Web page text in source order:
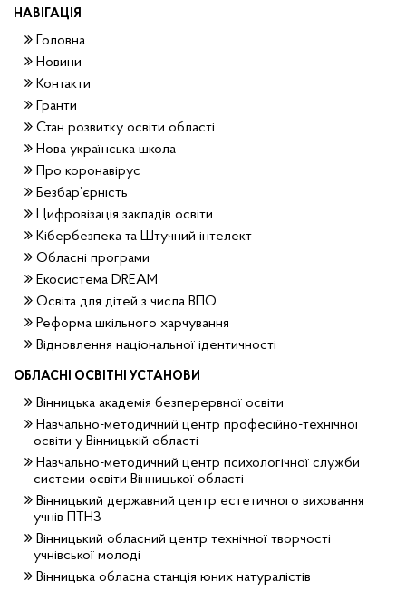
НАВІГАЦІЯ
Головна
Новини
Контакти
Гранти
Стан розвитку освіти області
Нова українська школа
Про коронавірус
Безбар’єрність
Цифровізація закладів освіти
Кібербезпека та Штучний інтелект
Обласні програми
Екосистема DREAM
Освіта для дітей з числа ВПО
Реформа шкільного харчування
Відновлення національної ідентичності
ОБЛАСНІ ОСВІТНІ УСТАНОВИ
Вінницька академія безперервної освіти
Навчально-методичний центр професійно-технічної
освіти у Вінницькій області
Навчально-методичний центр психологічної служби
системи освіти Вінницької області
Вінницький державний центр естетичного виховання
учнів ПТНЗ
Вінницький обласний центр технічної творчості
учнівської молоді
Вінницька обласна станція юних натуралістів